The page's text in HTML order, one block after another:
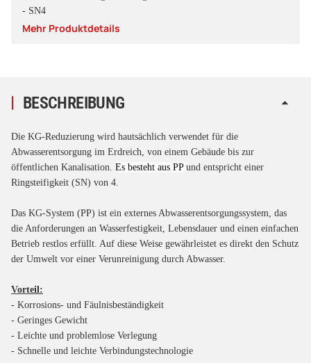
- SN4
Mehr Produktdetails
BESCHREIBUNG
Die KG-Reduzierung wird hautsächlich verwendet für die
Abwasserentsorgung im Erdreich, von einem Gebäude bis zur
öffentlichen Kanalisation. Es besteht aus PP und entspricht einer
Ringsteifigkeit (SN) von 4.
Das KG-System (PP) ist ein externes Abwasserentsorgungssystem, das
die Anforderungen an Wasserfestigkeit, Lebensdauer und einen einfachen
Betrieb restlos erfüllt. Auf diese Weise gewährleistet es direkt den Schutz
der Umwelt vor einer Verunreinigung durch Abwasser.
Vorteil:
- Korrosions- und Fäulnisbeständigkeit
- Geringes Gewicht
- Leichte und problemlose Verlegung
- Schnelle und leichte Verbindungstechnologie